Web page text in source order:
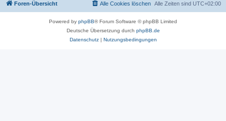
Foren-Übersicht Alle Zeiten sind UTC+02:00
Alle Cookies löschen
Powered by phpBB® Forum Software © phpBB Limited
Deutsche Übersetzung durch phpBB.de
Datenschutz| Nutzungsbedingungen